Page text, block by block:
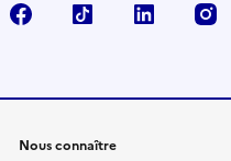
FacebookTikTok LinkedIn
Nous connaître